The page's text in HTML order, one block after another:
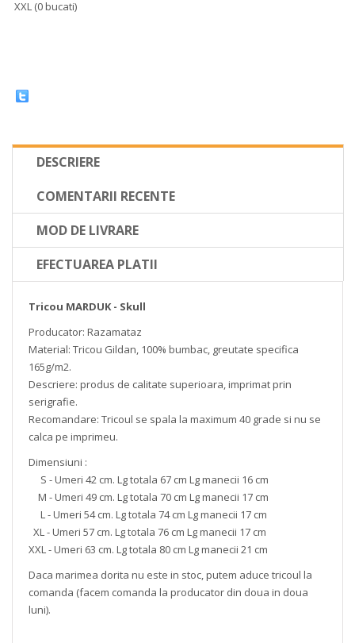
XXL (0 bucati)
DESCRIERE
COMENTARII RECENTE
MOD DE LIVRARE
EFECTUAREA PLATII
Tricou MARDUK - Skull
Producator: Razamataz
Material: Tricou Gildan, 100% bumbac, greutate specifica
165g/m2.
Descriere: produs de calitate superioara, imprimat prin
serigrafie.
Recomandare: Tricoul se spala la maximum 40 grade si nu se
calca pe imprimeu.
Dimensiuni :
S - Umeri 42 cm. Lg totala 67 cm Lg manecii 16 cm
M - Umeri 49 cm. Lg totala 70 cm Lg manecii 17 cm
L - Umeri 54 cm. Lg totala 74 cm Lg manecii 17 cm
XL - Umeri 57 cm. Lg totala 76 cm Lg manecii 17 cm
XXL - Umeri 63 cm. Lg totala 80 cm Lg manecii 21 cm
Daca marimea dorita nu este in stoc, putem aduce tricoul la
comanda (facem comanda la producator din doua in doua
luni).